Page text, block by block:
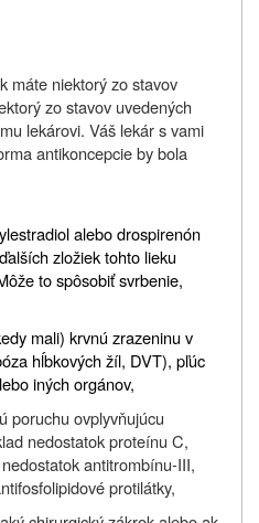
máte niektorý zo stavov
zo stavov uvedených
lekárovi. Váš lekár s vami
antikoncepcie by bola
alebo drospirenón
zložiek tohto lieku
to spôsobiť svrbenie,
mali) krvnú zrazeninu v
hĺbkových žíl, DVT), pľúc
iných orgánov,
poruchu ovplyvňujúcu
nedostatok proteínu C,
antitrombínu-III,
protilátky,